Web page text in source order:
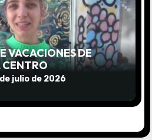
VACACIONES DE
CENTRO
TALA
julio de 2026